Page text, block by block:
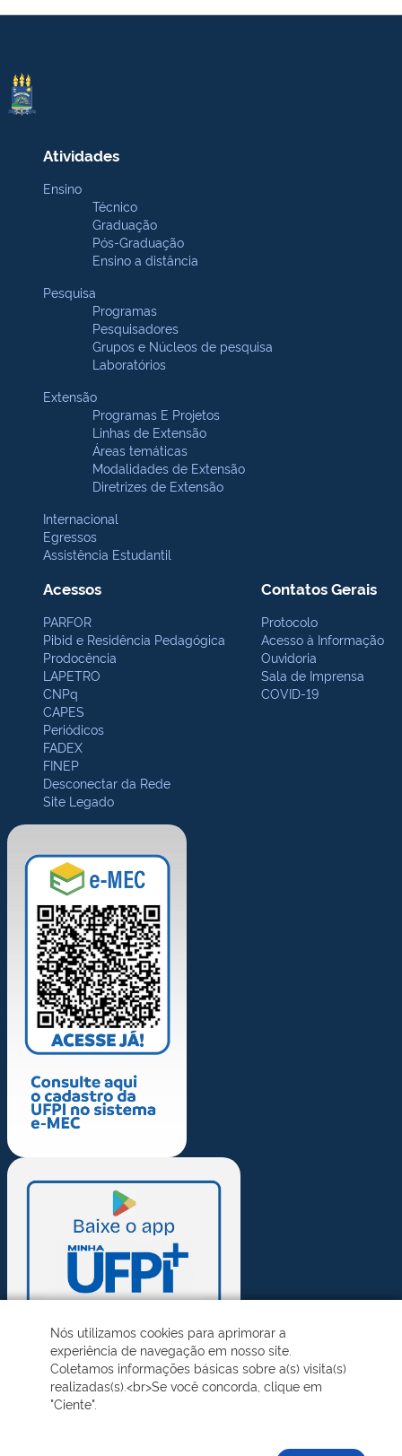
Atividades
Ensino
Técnico
Graduação
Pós-Graduação
Ensino a distância
Pesquisa
Programas
Pesquisadores
Grupos e Núcleos de pesquisa
Laboratórios
Extensão
Programas E Projetos
Linhas de Extensão
Áreas temáticas
Modalidades de Extensão
Diretrizes de Extensão
Internacional
Egressos
Assistência Estudantil
Acessos
PARFOR
Pibid e Residência Pedagógica
Prodocência
LAPETRO
CNPq
CAPES
Periódicos
FADEX
FINEP
Desconectar da Rede
Site Legado
Contatos Gerais
Protocolo
Acesso à Informação
Ouvidoria
Sala de Imprensa
COVID-19
Nós utilizamos cookies para aprimorar a
experiência de navegação em nosso site.
Coletamos informações básicas sobre a(s) visita(s)
realizadas(s).<br>Se você concorda, clique em
"Ciente".